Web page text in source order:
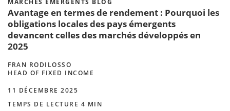
MARCHÉS ÉMERGENTS BLOG
Avantage en termes de rendement : Pourquoi les
obligations locales des pays émergents
devancent celles des marchés développés en
2025
FRAN RODILOSSO
HEAD OF FIXED INCOME
11 DÉCEMBRE 2025
TEMPS DE LECTURE 4 MIN